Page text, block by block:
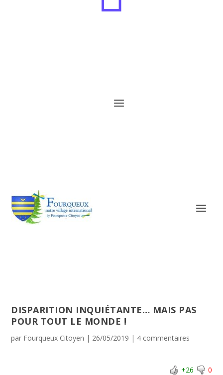
DISPARITION INQUIÉTANTE… MAIS PAS
POUR TOUT LE MONDE !
par Fourqueux Citoyen | 26/05/2019 | 4 commentaires
+26
0